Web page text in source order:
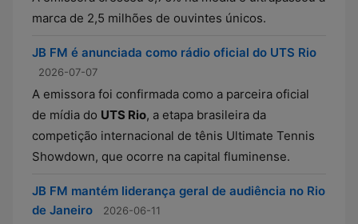
marca de 2,5 milhões de ouvintes únicos.
JB FM é anunciada como rádio oficial do UTS Rio
2026-07-07
A emissora foi confirmada como a parceira oficial
de mídia do UTS Rio, a etapa brasileira da
competição internacional de tênis Ultimate Tennis
Showdown, que ocorre na capital fluminense.
JB FM mantém liderança geral de audiência no Rio
de Janeiro
2026-06-11